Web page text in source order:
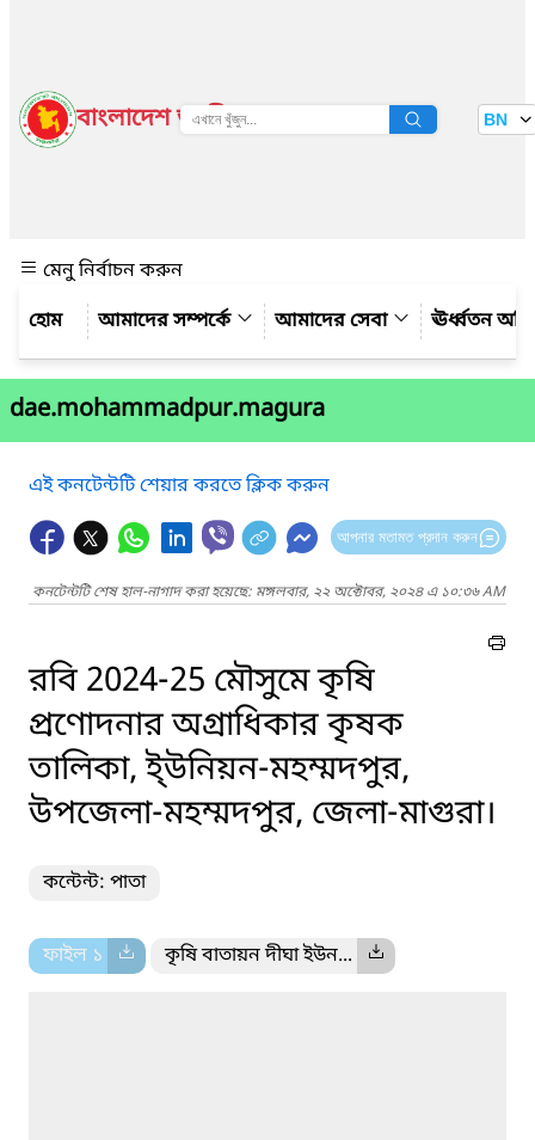
বাংলাদেশ জাতীয় তথ্য বাতায়ন BN
মেনু নির্বাচন করুন
আমাদের সম্পর্কে
আমাদের সেবা ঊর্ধ্বতন
dae.mohammadpur.magura
এই কনটেন্টটি শেয়ার করতে ক্লিক করুন
আপনার মতামত প্রদান করুন
কনটেন্টটি শেষ হাল-নাগাদ করা হয়েছে: মঙ্গলবার, ২২ অক্টোবর, ২০২৪ এ ১০:৩৬ AM
রবি 2024-25 মৌসুমে কৃষি
প্রণোদনার অগ্রাধিকার কৃষক
তালিকা, ই্উনিয়ন-মহম্মদপুর,
উপজেলা-মহম্মদপুর, জেলা-মাগুরা।
কন্টেন্ট: পাতা
ফাইল ১ কৃষি বাতায়ন দীঘা ইউন...